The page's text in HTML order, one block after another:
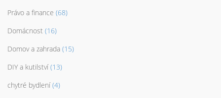
Právo a finance (68)
Domácnost (16)
Domov a zahrada (15)
DIY a kutilství (13)
chytré bydlení (4)